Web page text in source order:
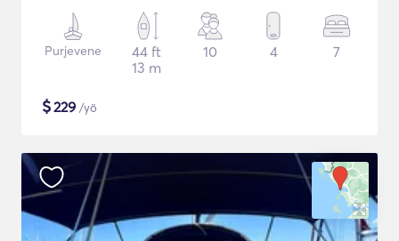
Purjevene
44 ft
13 m
10 4 7
$229 /yö